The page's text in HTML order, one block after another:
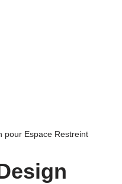
pour Espace Restreint